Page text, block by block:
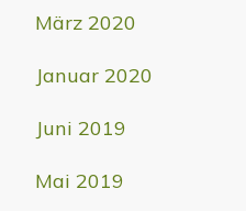
März 2020
Januar 2020
Juni 2019
Mai 2019